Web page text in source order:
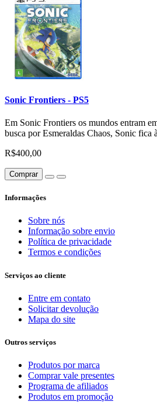
Sonic Frontiers - PS5
Em Sonic Frontiers os mundos entram
busca por Esmeraldas Chaos, Sonic fica
R$400,00
Comprar
Informações
Sobre nós
Informação sobre envio
Política de privacidade
Termos e condições
Serviços ao cliente
Entre em contato
Solicitar devolução
Mapa do site
Outros serviços
Produtos por marca
Comprar vale presentes
Programa de afiliados
Produtos em promoção